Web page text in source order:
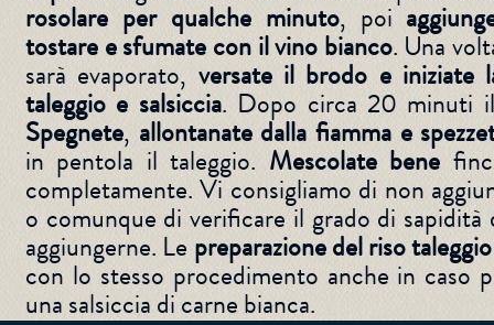
rosolare per qualche minuto, poi
tostare e sfumate con il vino bianco. Una
sarà evaporato, versate il brodo e iniziate
taleggio e salsiccia. Dopo circa 20 minuti
Spegnete, allontanate dalla fiamma e
in pentola il taleggio. Mescolate bene
completamente. Vi consigliamo di non
o comunque di verificare il grado di
aggiungerne. Le preparazione del riso
con lo stesso procedimento anche in caso
una salsiccia di carne bianca.